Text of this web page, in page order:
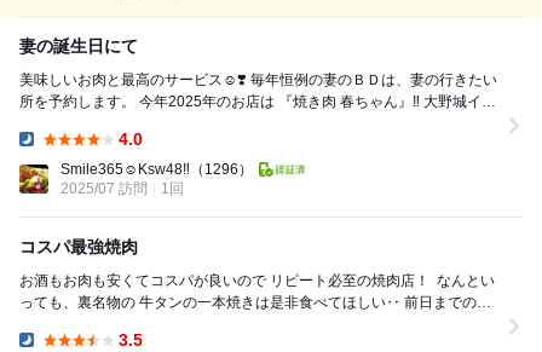
妻の誕生日にて
美味しいお肉と最高のサービス☺︎❣️ 毎年恒例の妻のＢＤは、妻の行きたい
所を予約します。 今年2025年のお店は 『焼き肉 春ちゃん』‼️ 大野城イオ
4.0
Smile365☺︎Ksw48‼️ （1296）
2025/07 訪問
1回
コスパ最強焼肉
お酒もお肉も安くてコスパが良いので リピート必至の焼肉店！ ⁡ なんとい
っても、裏名物の 牛タンの一本焼きは是非食べてほしい‥ 前日までの要
3.5